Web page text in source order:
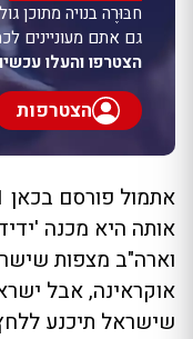
חבּוּרֶה בנויה מתוכן
גם אתם מעוניינים
הצטרפו והעלו
הצטרפות
אותה היא מכנה
וארה"ב מצפות
אוקראינה, אבל
שישראל תיכנע